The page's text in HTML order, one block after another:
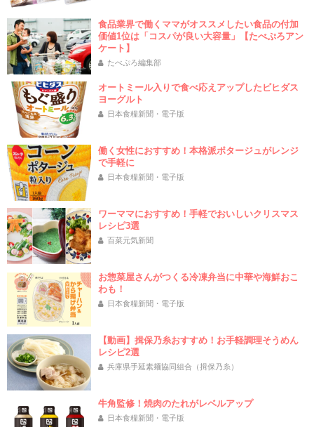
食品業界で働くママがオススメしたい食品の付加
価値1位は「コスパが良い大容量」【たべぷろアン
ケート】
たべぷろ編集部
オートミール入りで食べ応えアップしたビヒダス
ヨーグルト
日本食糧新聞・電子版
働く女性におすすめ！本格派ポタージュがレンジ
で手軽に
日本食糧新聞・電子版
ワーママにおすすめ！手軽でおいしいクリスマス
レシピ3選
百菜元気新聞
お惣菜屋さんがつくる冷凍弁当に中華や海鮮おこ
わも！
日本食糧新聞・電子版
【動画】揖保乃糸おすすめ！お手軽調理そうめん
レシピ2選
兵庫県手延素麺協同組合（揖保乃糸）
牛角監修！焼肉のたれがレベルアップ
日本食糧新聞・電子版